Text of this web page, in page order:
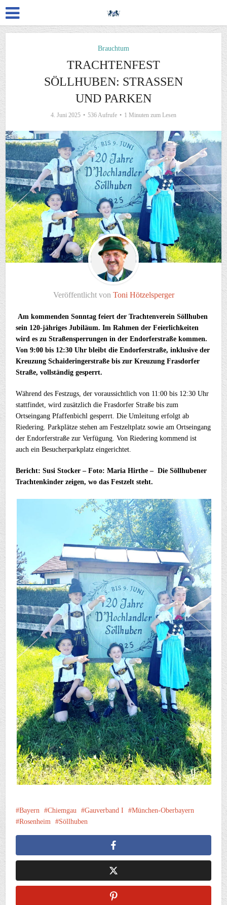
Brauchtum
TRACHTENFEST
SÖLLHUBEN: STRASSEN U
ND PARKEN
4. Juni 2025 536 Aufrufe 1 Minuten zum Lesen
Veröffentlicht von Toni Hötzelsperger
Am kommenden Sonntag feiert der Trachtenverein Söllhuben
sein 120-jähriges Jubiläum. Im Rahmen der Feierlichkeiten
wird es zu Straßensperrungen in der Endorferstraße kommen.
Von 9:00 bis 12:30 Uhr bleibt die Endorferstraße, inklusive der
Kreuzung Schaideringerstraße bis zur Kreuzung Frasdorfer
Straße, vollständig gesperrt.
Während des Festzugs, der voraussichtlich von 11:00 bis 12:30 Uhr
stattfindet, wird zusätzlich die Frasdorfer Straße bis zum
Ortseingang Pfaffenbichl gesperrt. Die Umleitung erfolgt ab
Riedering. Parkplätze stehen am Festzeltplatz sowie am Ortseingang
der Endorferstraße zur Verfügung. Von Riedering kommend ist
auch ein Besucherparkplatz eingerichtet.
Bericht: Susi Stocker – Foto: Maria Hirthe – Die Söllhubener
Trachtenkinder zeigen, wo das Festzelt steht.
Bayern Chiemgau Gauverband I
München-Oberbayern
Rosenheim
Söllhuben